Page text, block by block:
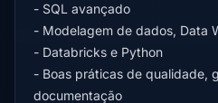
- SQL avançado
- Modelagem de dados, Data
- Databricks e Python
- Boas práticas de qualidade,
documentação